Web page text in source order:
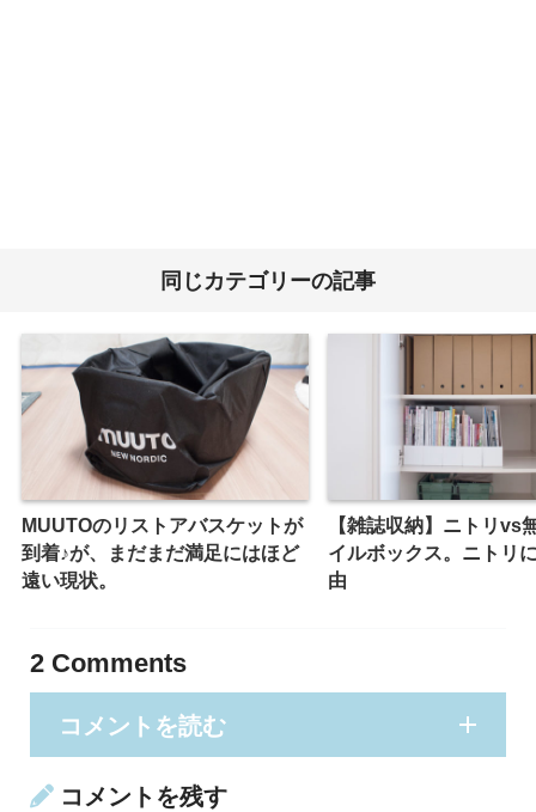
同じカテゴリーの記事
MUUTOのリストアバスケットが
到着♪が、まだまだ満足にはほど
遠い現状。
【雑誌収納】ニトリvs
イルボックス。ニトリ
由
2Comments
コメントを読む
コメントを残す